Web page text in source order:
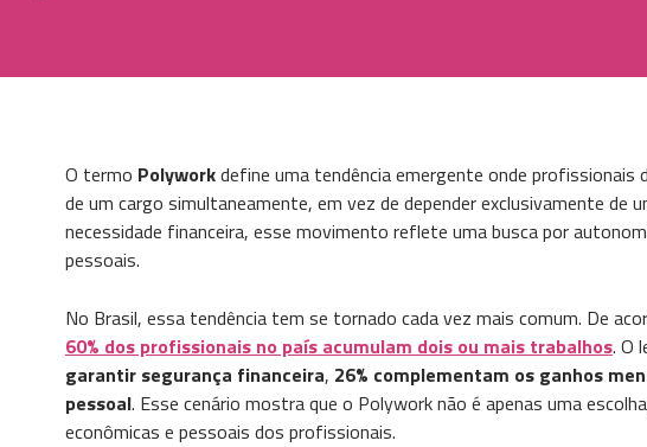
O termo Polyworkdefine uma tendência emergente onde profissionais
de um cargo simultaneamente, em vez de depender exclusivamente de
necessidade financeira, esse movimento reflete uma busca por
pessoais.
No Brasil, essa tendência tem se tornado cada vez mais comum. De
60% dos profissionais no país acumulam dois ou mais trabalhos. O
garantir segurança financeira, 26% complementam os ganhos
pessoal. Esse cenário mostra que o Polywork não é apenas uma
econômicas e pessoais dos profissionais.